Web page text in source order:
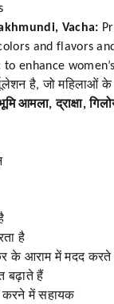
Vacha:
and flavors
enhance
है, जो महिलाओं
आमला, द्राक्षा,
है
के आराम में मदद करते
बढ़ाते हैं
करने में सहायक